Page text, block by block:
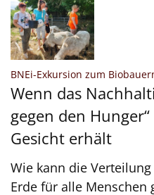
BNEi-Exkursion zum
Wenn das
gegen den
Gesicht erhält
Wie kann die
Erde für alle Menschen